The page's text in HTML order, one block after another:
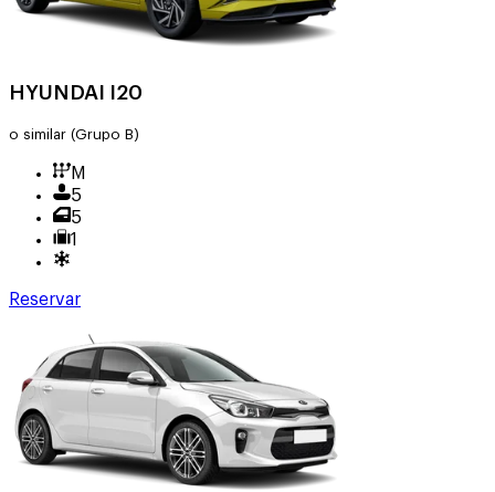
HYUNDAI I20
o similar (Grupo B)
M
5
5
1
Reservar